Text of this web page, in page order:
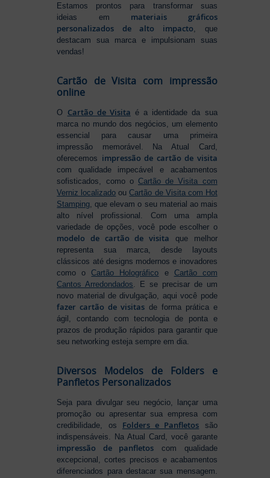
Estamos prontos para transformar suas
ideias em materiais gráficos
personalizados de alto impacto, que
destacam sua marca e impulsionam suas
vendas!
Cartão de Visita com impressão
online
O Cartão de Visita é a identidade da sua
marca no mundo dos negócios, um elemento
essencial para causar uma primeira
impressão memorável. Na Atual Card,
oferecemos impressão de cartão de visita
com qualidade impecável e acabamentos
sofisticados, como o Cartão de Visita com
Verniz localizado ouCartão de Visita com Hot
Stamping , que elevam o seu material ao mais
alto nível profissional. Com uma ampla
variedade de opções, você pode escolher o
modelo de cartão de visita que melhor
representa sua marca, desde layouts
clássicos até designs modernos e inovadores
como oCartão Holográfico e Cartão com
Cantos Arredondados . E se precisar de um
novo material de divulgação, aqui você pode
fazer cartão de visitas de forma prática e
ágil, contando com tecnologia de ponta e
prazos de produção rápidos para garantir que
seu networking esteja sempre em dia.
Diversos Modelos de Folders e
Panfletos Personalizados
Seja para divulgar seu negócio, lançar uma
promoção ou apresentar sua empresa com
credibilidade, os Folders e Panfletos são
indispensáveis. Na Atual Card, você garante
impressão de panfletos com qualidade
excepcional, cortes precisos e acabamentos
diferenciados para destacar sua mensagem.